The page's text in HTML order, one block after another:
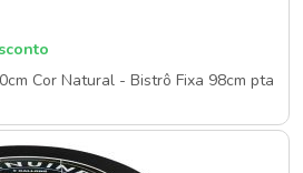
Cor Natural - Bistrô Fixa 98cm pta